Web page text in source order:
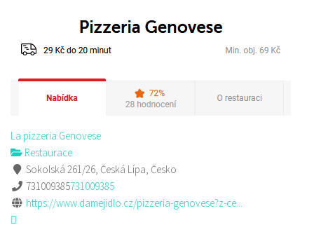
La pizzeria Genovese
Restaurace
Sokolská 261/26, Česká Lípa, Česko
731009385731009385
https://www.damejidlo.cz/pizzeria-genovese?z-ce...